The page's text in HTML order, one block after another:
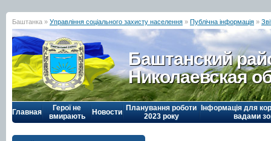
Баштанка » Управління соціального захисту населення » Публічна інформація »
Баштанский
Николаевская
Главная
Герої не
вмирають
Новости Планування роботи
2023 року
Інформація для
вадами